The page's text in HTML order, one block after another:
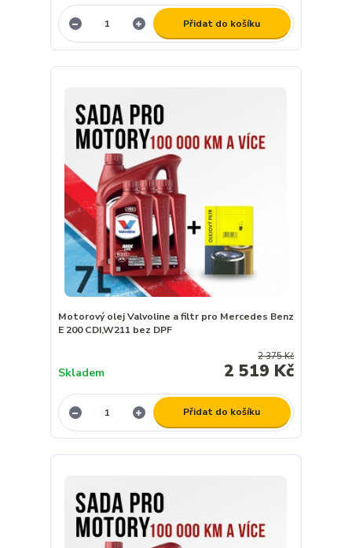
Přidat do košíku
Motorový olej Valvoline a filtr pro Mercedes Benz
E 200 CDI,W211 bez DPF
2 375 Kč
2 519 Kč
Skladem
Přidat do košíku